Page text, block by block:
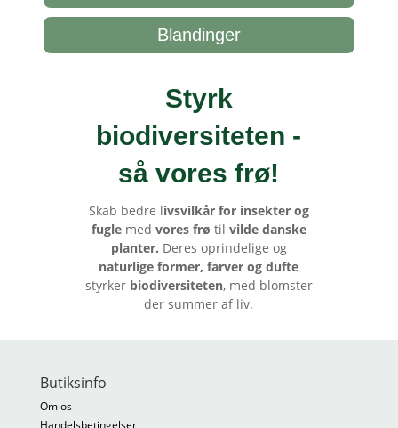
Blandinger
Styrk
biodiversiteten -
så vores frø!
Skab bedre livsvilkår for insekter og
fuglemed vores frø til vilde danske
planter. Deres oprindelige og
naturlige former, farver og dufte
styrker biodiversiteten, med blomster
der summer af liv.
Butiksinfo
Om os
Handelsbetingelser